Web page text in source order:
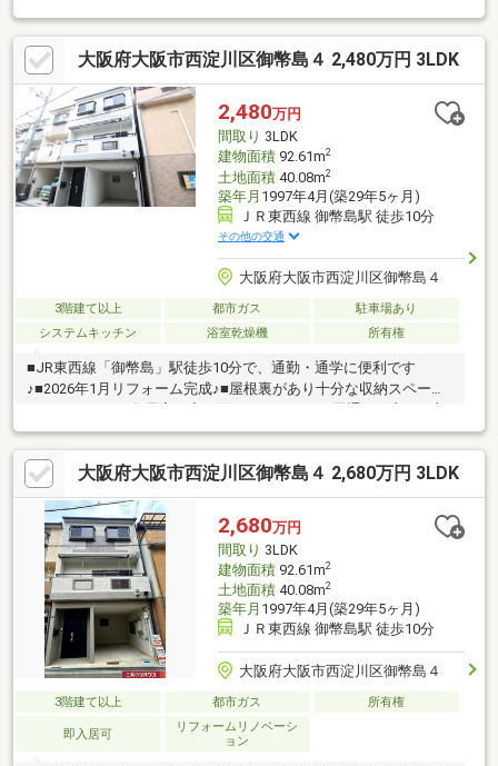
歩7分■野里幼稚園徒歩13分■野里保育園徒歩2分
大阪府大阪市西淀川区御幣島４ 2,480万円 3LDK
2,480万円
間取り 3LDK
建物面積92.61m2
土地面積40.08m2
築年月 1997年4月(築29年5ヶ月)
ＪＲ東西線 御幣島駅 徒歩10分
その他の交通
大阪府大阪市西淀川区御幣島４
3階建て以上 都市ガス
駐車場あり
システムキッチン
浴室乾燥機 所有権
■JR東西線「御幣島」駅徒歩10分で、通勤・通学に便利です
♪■2026年1月リフォーム完成♪■屋根裏があり十分な収納スペース
屋になっております♪■駐車スペース付き♪
大阪府大阪市西淀川区御幣島４ 2,680万円 3LDK
2,680万円
間取り 3LDK
建物面積92.61m2
土地面積40.08m2
築年月 1997年4月(築29年5ヶ月)
ＪＲ東西線 御幣島駅 徒歩10分
大阪府大阪市西淀川区御幣島４
3階建て以上 都市ガス 所有権
即入居可
リフォームリノベーシ
ョン